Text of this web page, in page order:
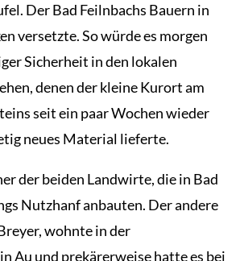
Der Bad Feilnbachs Bauern in
versetzte. So würde es morgen
Sicherheit in den lokalen
denen der kleine Kurort am
seit ein paar Wochen wieder
neues Material lieferte.
der beiden Landwirte, die in Bad
Nutzhanf anbauten. Der andere
wohnte in der
Au und prekärerweise hatte es bei